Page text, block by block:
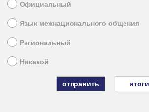
Официальный
Язык межнационального общения
Региональный
Никакой
итоги